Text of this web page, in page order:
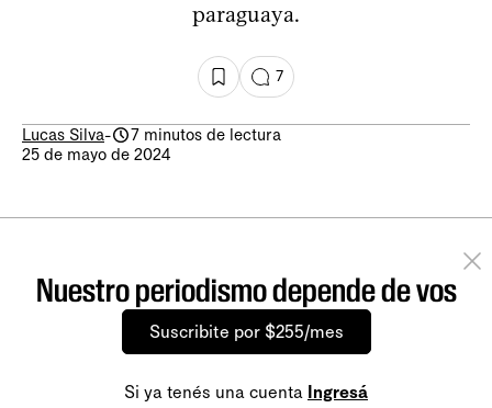
paraguaya.
7
Lucas Silva-
7 minutos de lectura
25 de mayo de 2024
Nuestro periodismo depende de vos
Suscribite por $255/mes
Si ya tenés una cuenta Ingresá